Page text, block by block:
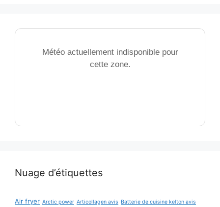
Météo actuellement indisponible pour
cette zone.
Nuage d’étiquettes
Air fryer Arctic power Articollagen avis Batterie de cuisine kelton avis